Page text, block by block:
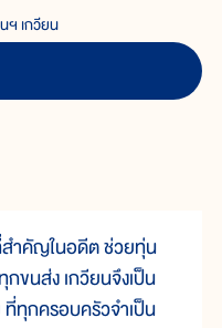
ฯ เกวียน
คัญในอดีต ช่วยทุ่น
กขนส่ง เกวียนจึงเป็น
ที่ทุกครอบครัวจำเป็น